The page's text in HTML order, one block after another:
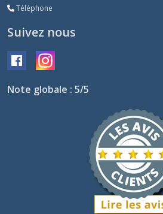
Téléphone
Suivez nous
Note globale : 5/5